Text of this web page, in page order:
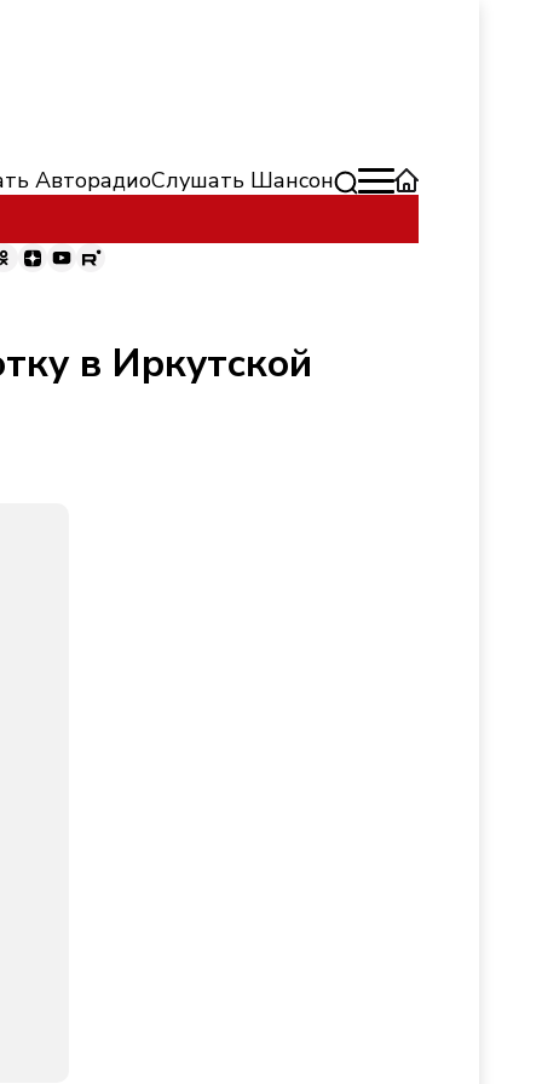
АвторадиоСлушать Шансон
в Иркутской